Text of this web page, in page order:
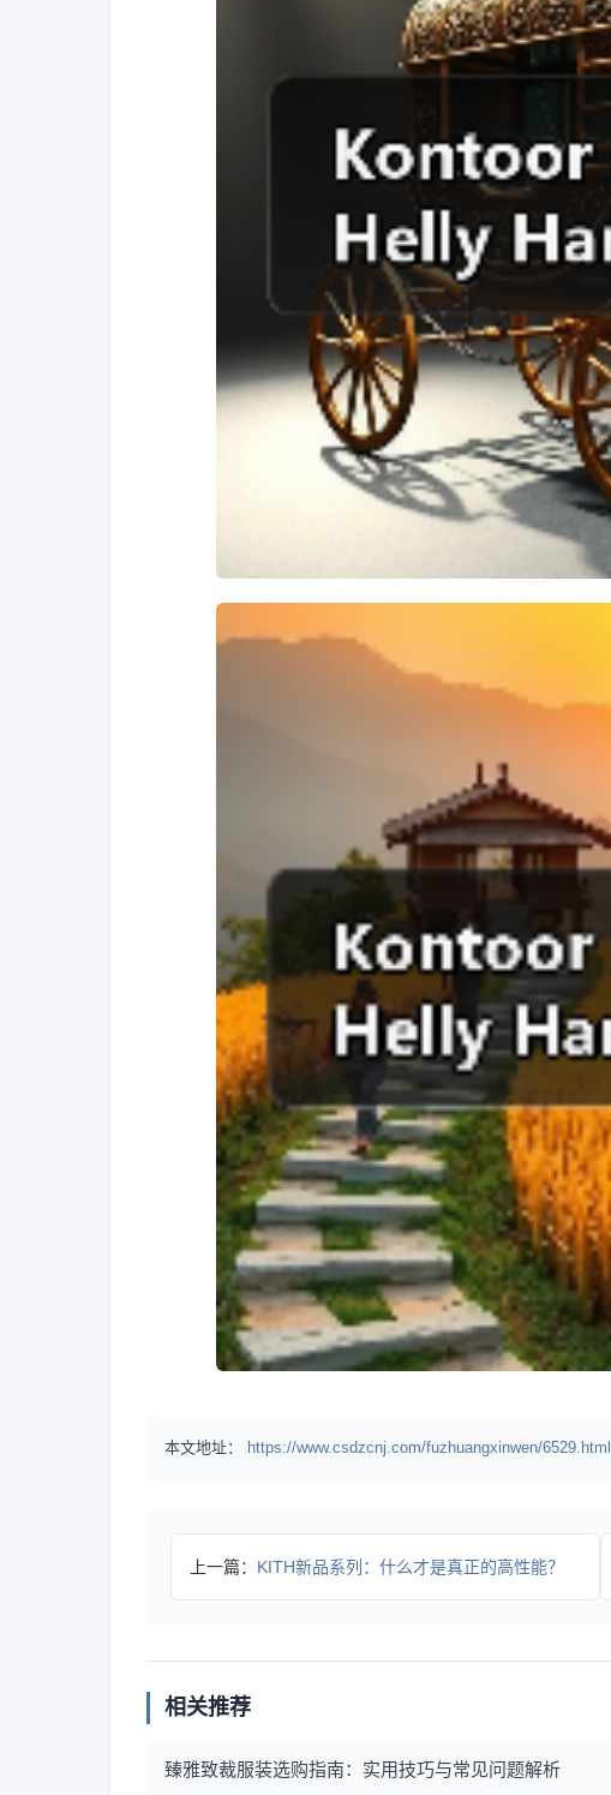
本文地址： https://www.csdzcnj.com/fuzhuangxinwen/6529.html
上一篇： KITH新品系列：什么才是真正的高性能？
相关推荐
臻雅致裁服装选购指南：实用技巧与常见问题解析